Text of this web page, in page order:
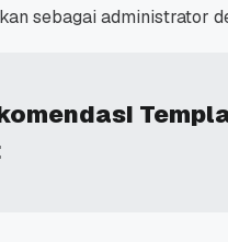
sebagai administrator